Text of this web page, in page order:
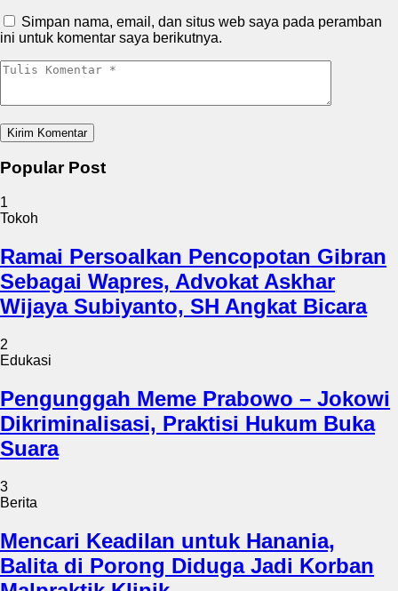
Simpan nama, email, dan situs web saya pada peramban
ini untuk komentar saya berikutnya.
Popular Post
1
Tokoh
Ramai Persoalkan Pencopotan Gibran
Sebagai Wapres, Advokat Askhar
Wijaya Subiyanto, SH Angkat Bicara
2
Edukasi
Pengunggah Meme Prabowo – Jokowi
Dikriminalisasi, Praktisi Hukum Buka
Suara
3
Berita
Mencari Keadilan untuk Hanania,
Balita di Porong Diduga Jadi Korban